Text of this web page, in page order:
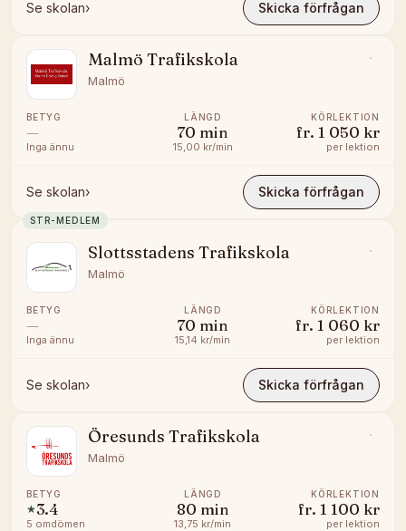
Se skolan› Skicka förfrågan
Malmö Trafikskola
Malmö
BETYG
—
Inga ännu
LÄNGD
70 min
15,00 kr/min
KÖRLEKTION
fr. 1 050 kr
per lektion
Se skolan› Skicka förfrågan
STR-MEDLEM
Slottsstadens Trafikskola
Malmö
BETYG
—
Inga ännu
LÄNGD
70 min
15,14 kr/min
KÖRLEKTION
fr. 1 060 kr
per lektion
Se skolan› Skicka förfrågan
Öresunds Trafikskola
Malmö
BETYG
★3.4
5 omdömen
LÄNGD
80 min
13,75 kr/min
KÖRLEKTION
fr. 1 100 kr
per lektion